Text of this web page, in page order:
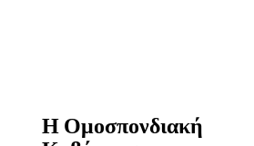
Η Ομοσπονδιακή